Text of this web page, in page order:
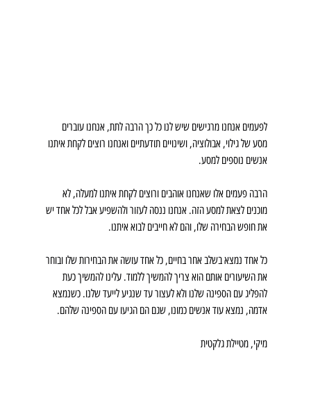
לפעמים אנחנו מרגישים שיש לנו כל כך הרבה לתת, אנחנו עוברים
מסע של גילוי, אבולוציה, ושינויים תודעתיים ואנחנו רוצים לקחת איתנו
אנשים נוספים למסע.
הרבה פעמים אלו שאנחנו אוהבים ורוצים לקחת איתנו למעלה, לא
מוכנים לצאת למסע הזה. אנחנו ננסה לעזור ולהשפיע אבל לכל אחד יש
את חופש הבחירה שלו, והם לא חייבים לבוא איתנו.
כל אחד נמצא בשלב אחר בחיים, כל אחד עושה את הבחירות שלו ובוחר
את השיעורים אותם הוא צריך להמשיך ללמוד. עלינו להמשיך כעת
להפליג עם הספינה שלנו ולא לעצור עד שנגיע לייעד שלנו. כשנמצא
אדמה, נמצא עוד אנשים כמונו, שגם הם הגיעו עם הספינה שלהם.
מיקי, מטיילת גלקטית